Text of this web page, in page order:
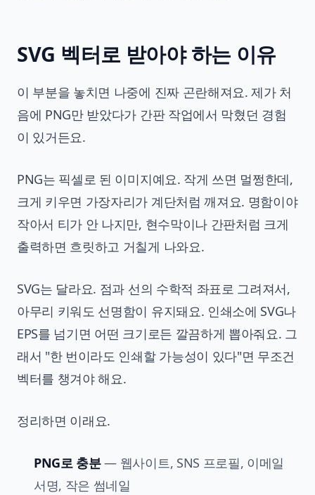
SVG 벡터로 받아야 하는 이유
이 부분을 놓치면 나중에 진짜 곤란해져요. 제가 처
음에 PNG만 받았다가 간판 작업에서 막혔던 경험
이 있거든요.
PNG는 픽셀로 된 이미지예요. 작게 쓰면 멀쩡한데,
크게 키우면 가장자리가 계단처럼 깨져요. 명함이야
작아서 티가 안 나지만, 현수막이나 간판처럼 크게
출력하면 흐릿하고 거칠게 나와요.
SVG는 달라요. 점과 선의 수학적 좌표로 그려져서,
아무리 키워도 선명함이 유지돼요. 인쇄소에 SVG나
EPS를 넘기면 어떤 크기로든 깔끔하게 뽑아줘요. 그
래서 "한 번이라도 인쇄할 가능성이 있다"면 무조건
벡터를 챙겨야 해요.
정리하면 이래요.
PNG로 충분— 웹사이트, SNS 프로필, 이메일
서명, 작은 썸네일